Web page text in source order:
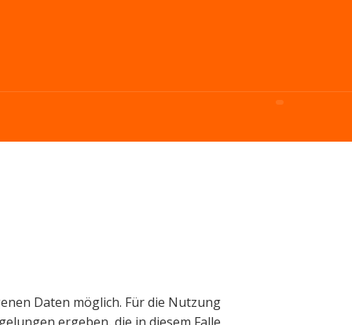
Daten möglich. Für die Nutzung